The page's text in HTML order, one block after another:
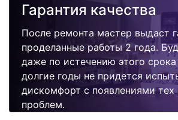
Гарантия качества
После ремонта мастер выдаст
проделанные работы 2 года.
даже по истечению этого
долгие годы не придется
дискомфорт с появлениями тех
проблем.